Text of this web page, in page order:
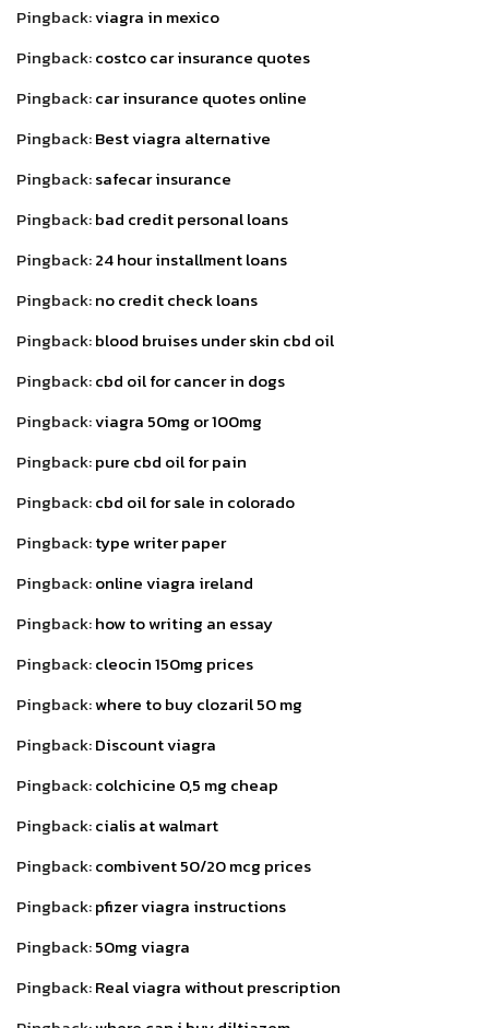
Pingback:viagra in mexico
Pingback:costco car insurance quotes
Pingback:car insurance quotes online
Pingback:Best viagra alternative
Pingback:safecar insurance
Pingback:bad credit personal loans
Pingback:24 hour installment loans
Pingback:no credit check loans
Pingback:blood bruises under skin cbd oil
Pingback:cbd oil for cancer in dogs
Pingback:viagra 50mg or 100mg
Pingback:pure cbd oil for pain
Pingback:cbd oil for sale in colorado
Pingback:type writer paper
Pingback:online viagra ireland
Pingback:how to writing an essay
Pingback:cleocin 150mg prices
Pingback:where to buy clozaril 50 mg
Pingback:Discount viagra
Pingback:colchicine 0,5 mg cheap
Pingback:cialis at walmart
Pingback:combivent 50/20 mcg prices
Pingback:pfizer viagra instructions
Pingback:50mg viagra
Pingback:Real viagra without prescription